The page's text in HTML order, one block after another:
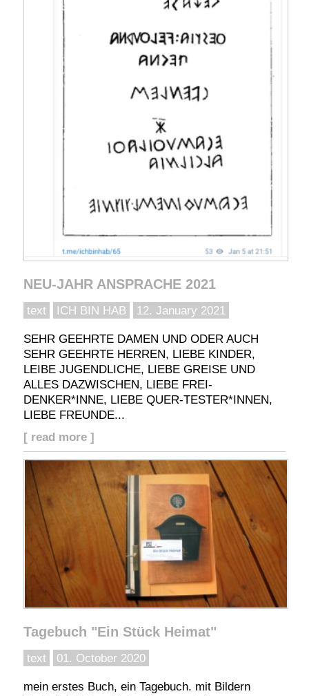
NEU-JAHR ANSPRACHE 2021
text ICH BIN HAB 12. January 2021
SEHR GEEHRTE DAMEN UND ODER AUCH
SEHR GEEHRTE HERREN, LIEBE KINDER,
LEIBE JUGENDLICHE, LIEBE GREISE UND
ALLES DAZWISCHEN, LIEBE FREI-
DENKER*INNE, LIEBE QUER-TESTER*INNEN,
LIEBE FREUNDE...
[ read more ]
Tagebuch "Ein Stück Heimat"
text 01. October 2020
mein erstes Buch, ein Tagebuch. mit Bildern